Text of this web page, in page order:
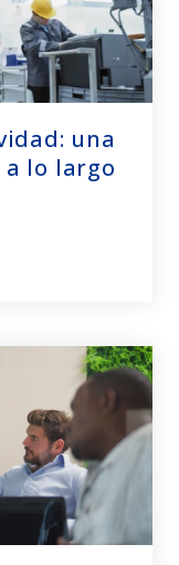
una
lo largo